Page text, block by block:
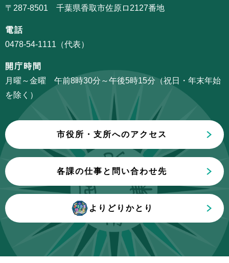
こ
こ
か
ー
ョ
ン
こ
こ
ま
〒287-8501 千葉県香取市佐原ロ2127番地
電話
0478-54-1111（代表）
開庁時間
月曜～金曜 午前8時30分～午後5時15分（祝日・年末年始
を除く）
市役所・支所へのアクセス
各課の仕事と問い合わせ先
よりどりかとり